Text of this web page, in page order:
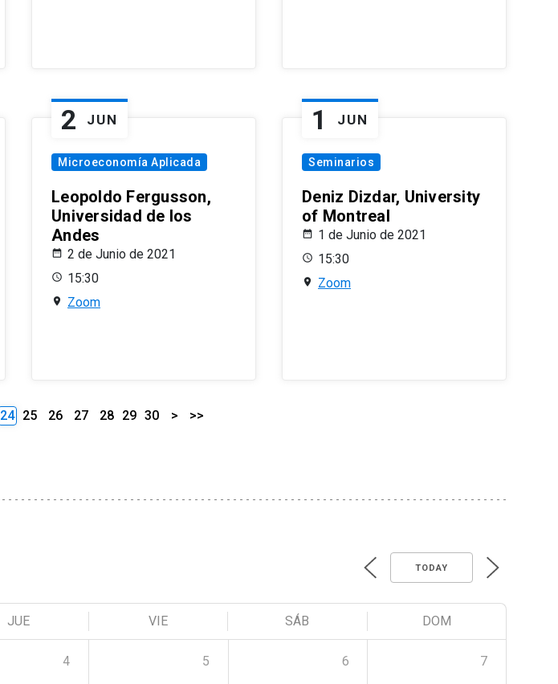
2 JUN
Microeconomía Aplicada
Leopoldo Fergusson,
Universidad de los
Andes
2 de Junio de 2021
15:30
Zoom
1 JUN
Seminarios
Deniz Dizdar, University
of Montreal
1 de Junio de 2021
15:30
Zoom
24 25 26 27 28 29 30 > >>
TODAY
JUE VIE SÁB DOM
4 5 6 7